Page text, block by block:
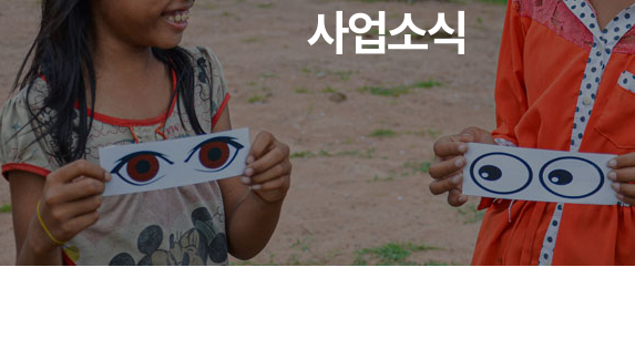
인기 키워드 #정기후원 #하트플레이스#캠페인#팬덤후원
사업소식